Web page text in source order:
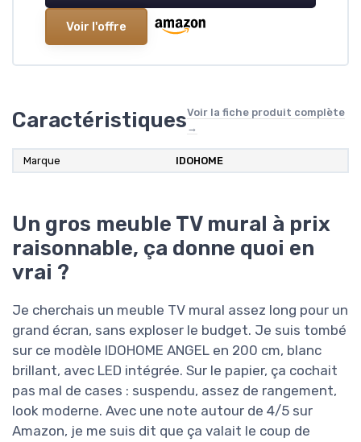
Voir l'offre
CaractéristiquesVoir la fiche produit complète
→
Marque IDOHOME
Un gros meuble TV mural à prix
raisonnable, ça donne quoi en
vrai ?
Je cherchais un meuble TV mural assez long pour un
grand écran, sans exploser le budget. Je suis tombé
sur ce modèle IDOHOME ANGEL en 200 cm, blanc
brillant, avec LED intégrée. Sur le papier, ça cochait
pas mal de cases : suspendu, assez de rangement,
look moderne. Avec une note autour de 4/5 sur
Amazon, je me suis dit que ça valait le coup de